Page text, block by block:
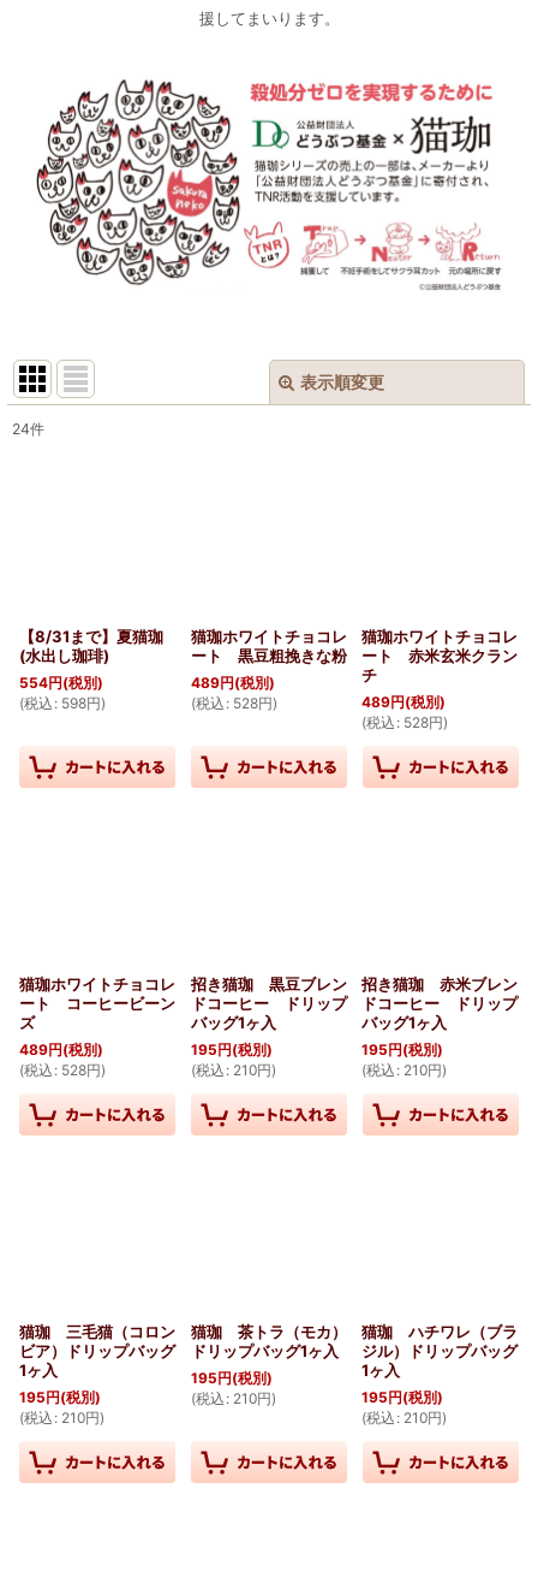
援してまいります。
表示順変更
24件
【8/31まで】夏猫珈
(水出し珈琲)
554円(税別)
(税込 : 598円)
猫珈ホワイトチョコレ
ート 黒豆粗挽きな粉
489円(税別)
(税込 : 528円)
猫珈ホワイトチョコレ
ート 赤米玄米クラン
チ
489円(税別)
(税込 : 528円)
猫珈ホワイトチョコレ
ート コーヒービーン
ズ
489円(税別)
(税込 : 528円)
招き猫珈 黒豆ブレン
ドコーヒー ドリップ
バッグ1ヶ入
195円(税別)
(税込 : 210円)
招き猫珈 赤米ブレン
ドコーヒー ドリップ
バッグ1ヶ入
195円(税別)
(税込 : 210円)
猫珈 三毛猫（コロン
ビア）ドリップバッグ
1ヶ入
195円(税別)
(税込 : 210円)
猫珈 茶トラ（モカ）
ドリップバッグ1ヶ入
195円(税別)
(税込 : 210円)
猫珈 ハチワレ（ブラ
ジル）ドリップバッグ
1ヶ入
195円(税別)
(税込 : 210円)